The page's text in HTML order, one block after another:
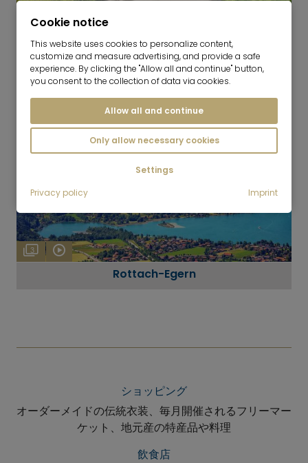
7
Bad Wiessee
3
Rottach-Egern
ショッピング
オーダーメイドの伝統衣装、毎月開催されるフリーマー
ケット、地元産の特産品や料理
飲食店
Cookie notice
This website uses cookies to personalize content,
customize and measure advertising, and provide a safe
experience. By clicking the "Allow all and continue" button,
you consent to the collection of data via cookies.
Allow all and continue
Only allow necessary cookies
Settings
Privacy policy
Imprint